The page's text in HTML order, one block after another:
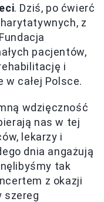
. Dziś, po ćwierć
z
pacjentów,
i
w całej Polsce.
wdzięczność
nas w tej
lekarzy i
dnia angażują
tak
z okazji
szereg